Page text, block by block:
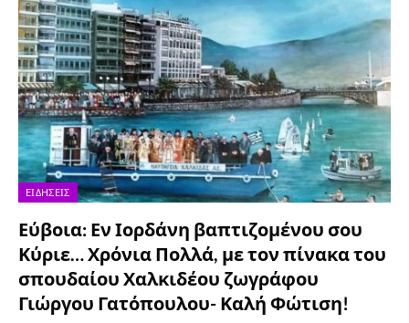
ΕΙΔΉΣΕΙΣ
Εύβοια: Εν Ιορδάνη βαπτιζομένου σου
Κύριε… Χρόνια Πολλά, με τον πίνακα του
σπουδαίου Χαλκιδέου ζωγράφου
Γιώργου Γατόπουλου- Καλή Φώτιση!